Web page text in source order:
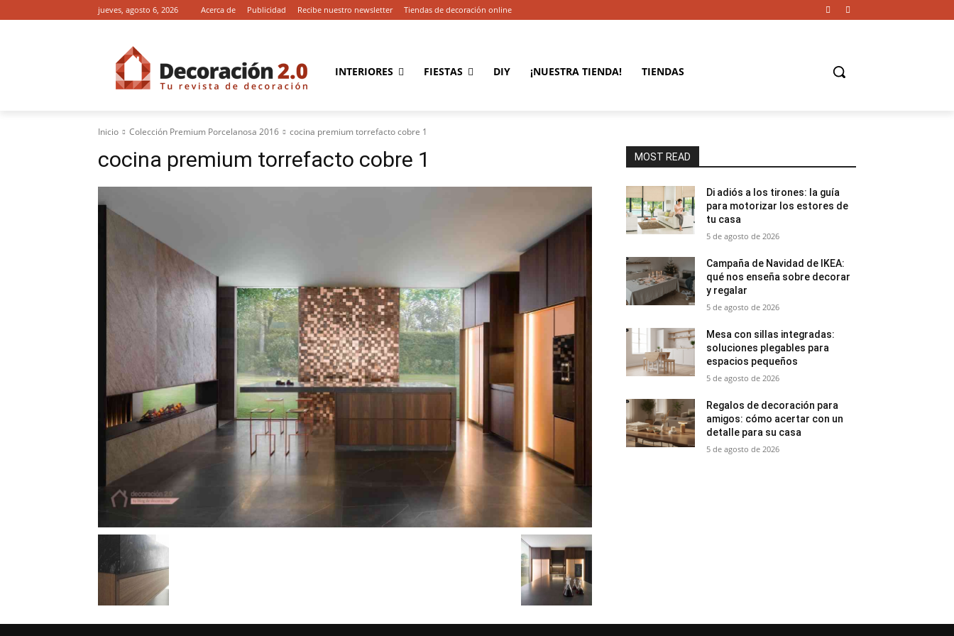
jueves, agosto 6, 2026 Acerca de Publicidad Recibe nuestro newsletter Tiendas de decoración online
INTERIORES FIESTAS DIY ¡NUESTRA TIENDA! TIENDAS
Inicio Colección Premium Porcelanosa 2016 cocina premium torrefacto cobre 1
cocina premium torrefacto cobre 1 MOST READ
Di adiós a los tirones: la guía
para motorizar los estores de
tu casa
5 de agosto de 2026
Campaña de Navidad de IKEA:
qué nos enseña sobre decorar
y regalar
5 de agosto de 2026
Mesa con sillas integradas:
soluciones plegables para
espacios pequeños
5 de agosto de 2026
Regalos de decoración para
amigos: cómo acertar con un
detalle para su casa
5 de agosto de 2026